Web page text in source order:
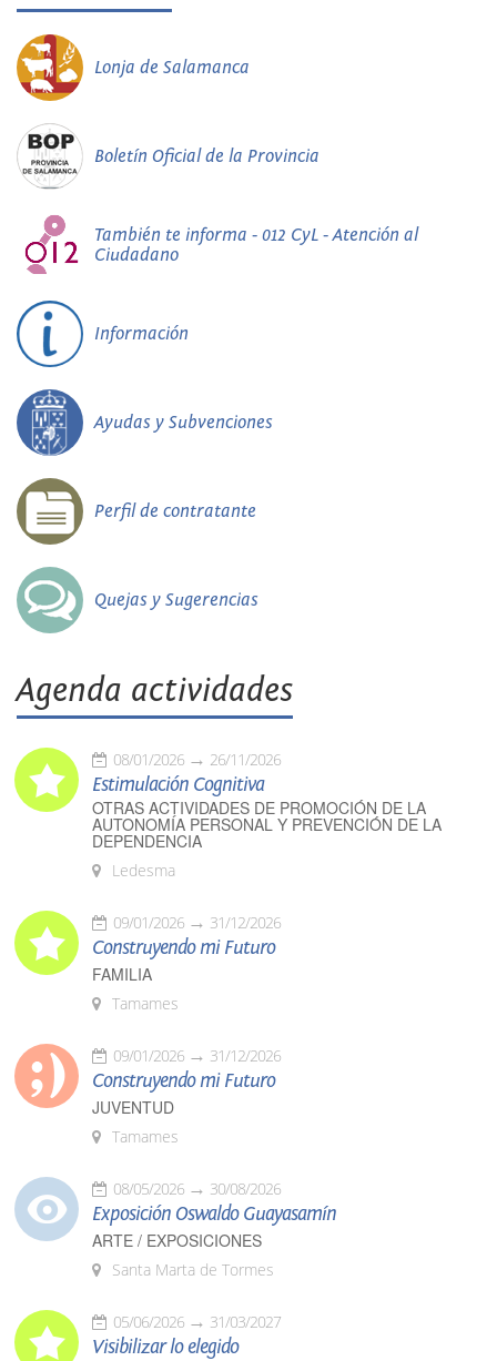
Lonja de Salamanca
Boletín Oficial de la Provincia
También te informa - 012 CyL - Atención al
Ciudadano
Información
Ayudas y Subvenciones
Perfil de contratante
Quejas y Sugerencias
Agenda actividades
08/01/2026 26/11/2026
Estimulación Cognitiva
OTRAS ACTIVIDADES DE PROMOCIÓN DE LA
AUTONOMÍA PERSONAL Y PREVENCIÓN DE LA
DEPENDENCIA
Ledesma
09/01/2026 31/12/2026
Construyendo mi Futuro
FAMILIA
Tamames
09/01/2026 31/12/2026
Construyendo mi Futuro
JUVENTUD
Tamames
08/05/2026 30/08/2026
Exposición Oswaldo Guayasamín
ARTE / EXPOSICIONES
Santa Marta de Tormes
05/06/2026 31/03/2027
Visibilizar lo elegido